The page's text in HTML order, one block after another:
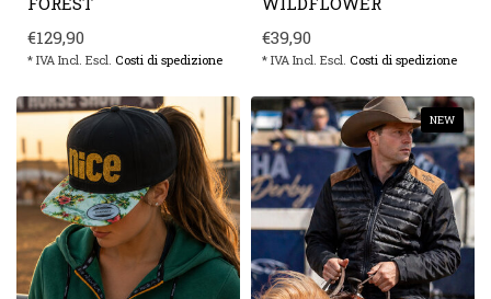
€129,90
* IVA Incl. Escl. Costi di spedizione
€39,90
* IVA Incl. Escl. Costi di spedizione
NEW